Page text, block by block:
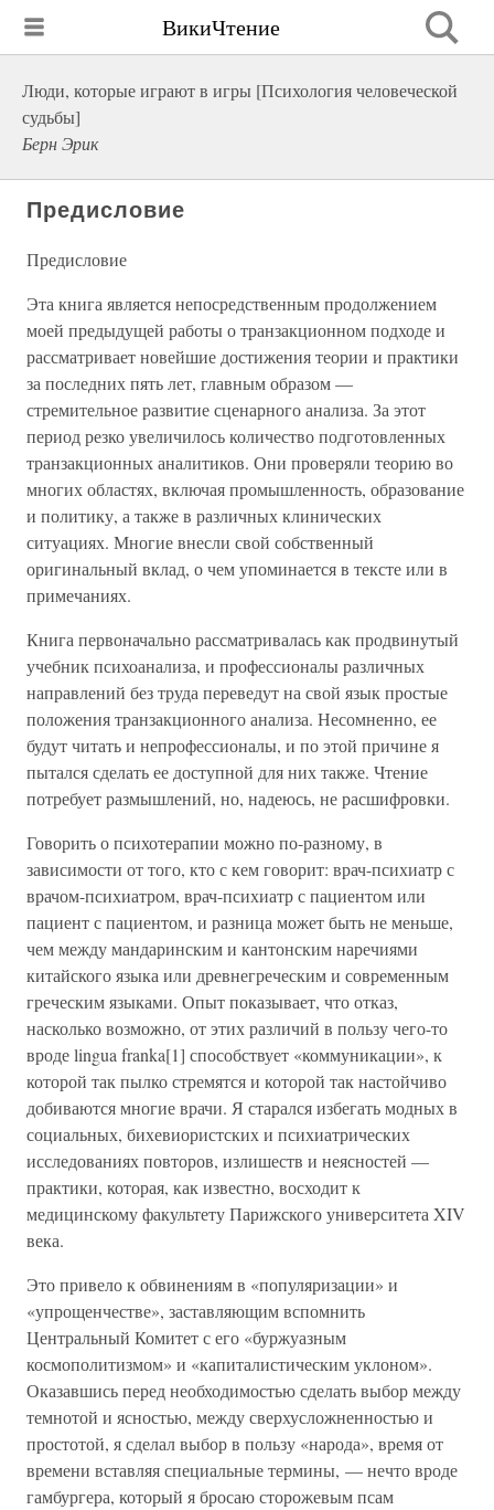
ВикиЧтение
Люди, которые играют в игры [Психология человеческой
судьбы]
Берн Эрик
Предисловие
Предисловие
Эта книга является непосредственным продолжением
моей предыдущей работы о транзакционном подходе и
рассматривает новейшие достижения теории и практики
за последних пять лет, главным образом —
стремительное развитие сценарного анализа. За этот
период резко увеличилось количество подготовленных
транзакционных аналитиков. Они проверяли теорию во
многих областях, включая промышленность, образование
и политику, а также в различных клинических
ситуациях. Многие внесли свой собственный
оригинальный вклад, о чем упоминается в тексте или в
примечаниях.
Книга первоначально рассматривалась как продвинутый
учебник психоанализа, и профессионалы различных
направлений без труда переведут на свой язык простые
положения транзакционного анализа. Несомненно, ее
будут читать и непрофессионалы, и по этой причине я
пытался сделать ее доступной для них также. Чтение
потребует размышлений, но, надеюсь, не расшифровки.
Говорить о психотерапии можно по-разному, в
зависимости от того, кто с кем говорит: врач-психиатр с
врачом-психиатром, врач-психиатр с пациентом или
пациент с пациентом, и разница может быть не меньше,
чем между мандаринским и кантонским наречиями
китайского языка или древнегреческим и современным
греческим языками. Опыт показывает, что отказ,
насколько возможно, от этих различий в пользу чего-то
вроде lingua franka[1] способствует «коммуникации», к
которой так пылко стремятся и которой так настойчиво
добиваются многие врачи. Я старался избегать модных в
социальных, бихевиористских и психиатрических
исследованиях повторов, излишеств и неясностей —
практики, которая, как известно, восходит к
медицинскому факультету Парижского университета XIV
века.
Это привело к обвинениям в «популяризации» и
«упрощенчестве», заставляющим вспомнить
Центральный Комитет с его «буржуазным
космополитизмом» и «капиталистическим уклоном».
Оказавшись перед необходимостью сделать выбор между
темнотой и ясностью, между сверхусложненностью и
простотой, я сделал выбор в пользу «народа», время от
времени вставляя специальные термины, — нечто вроде
гамбургера, который я бросаю сторожевым псам